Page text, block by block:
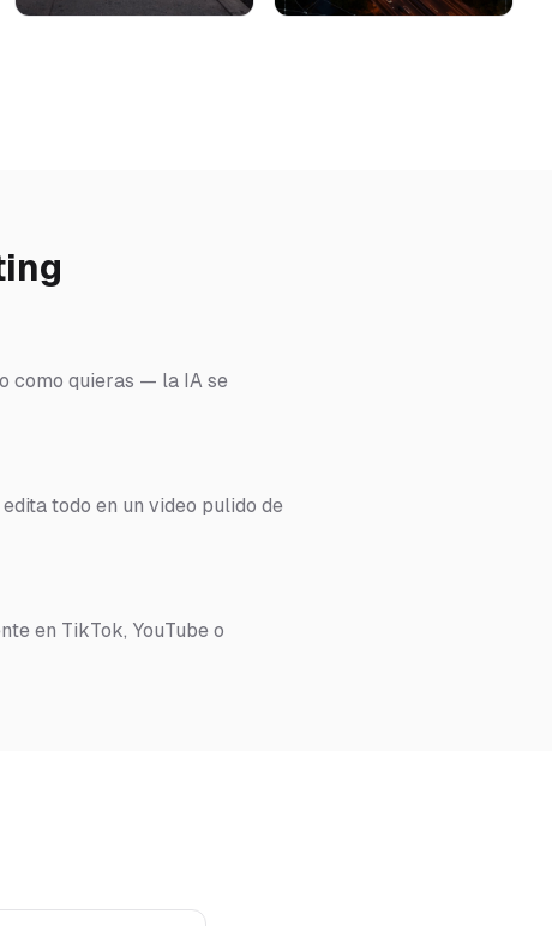
como quieras — la IA se
todo en un video pulido de
en TikTok, YouTube o